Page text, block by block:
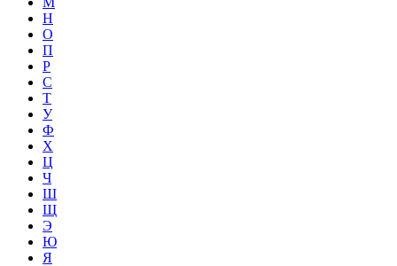
Н
О
П
Р
С
Т
У
Ф
Х
Ц
Ч
Ш
Щ
Э
Ю
Я